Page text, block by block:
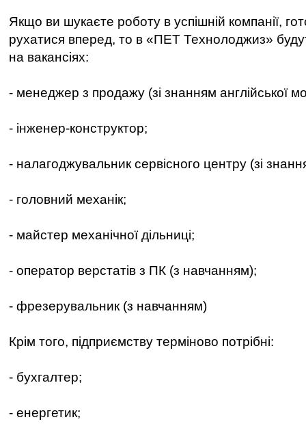
Якщо ви шукаєте роботу в успішній компанії,
рухатися вперед, то в «ПЕТ Технолоджиз»
на вакансіях:
- менеджер з продажу (зі знанням англійської
- інженер-конструктор;
- налагоджувальник сервісного центру (зі
- головний механік;
- майстер механічної дільниці;
- оператор верстатів з ПК (з навчанням);
- фрезерувальник (з навчанням)
Крім того, підприємству терміново потрібні:
- бухгалтер;
- енергетик;